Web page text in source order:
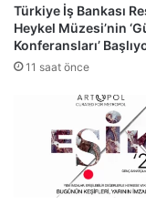
Türkiye İş Bankası
Heykel Müzesi’nin
Konferansları’
11 saat önce